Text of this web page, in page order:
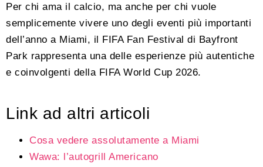
Per chi ama il calcio, ma anche per chi vuole
semplicemente vivere uno degli eventi più importanti
dell’anno a Miami, il FIFA Fan Festival di Bayfront
Park rappresenta una delle esperienze più autentiche
e coinvolgenti della FIFA World Cup 2026.
Link ad altri articoli
Cosa vedere assolutamente a Miami
Wawa: l’autogrill Americano